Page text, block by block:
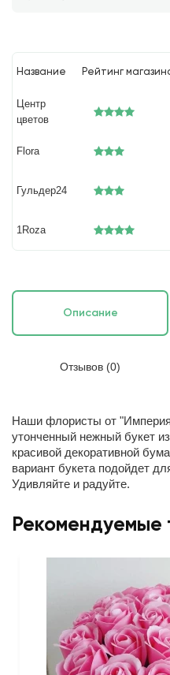
Название Рейтинг
Центр
цветов
Flora
Гульдер24
1Roza
Описание
Отзывов (0)
Наши флористы от
утонченный нежный букет
красивой декоративной
вариант букета подойдет
Удивляйте и радуйте.
Рекомендуемые